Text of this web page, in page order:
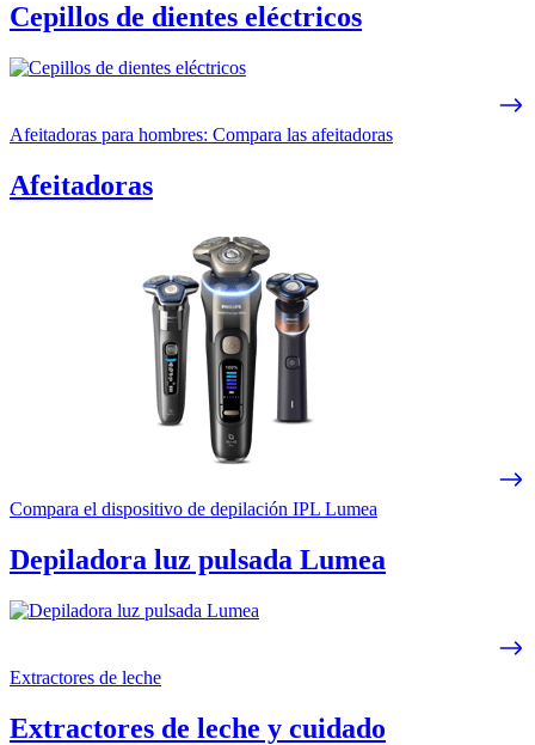
Cepillos de dientes eléctricos
Afeitadoras para hombres: Compara las afeitadoras
Afeitadoras
Compara el dispositivo de depilación IPL Lumea
Depiladora luz pulsada Lumea
Extractores de leche
Extractores de leche y cuidado